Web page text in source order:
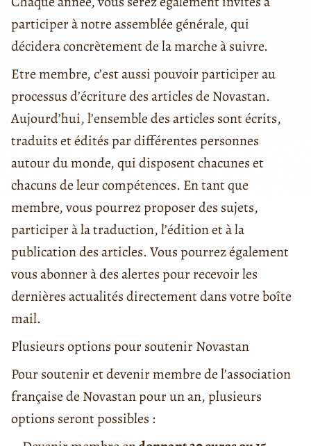
participer à notre assemblée générale, qui
décidera concrètement de la marche à suivre.
Etre membre, c’est aussi pouvoir participer au
processus d’écriture des articles de Novastan.
Aujourd’hui, l’ensemble des articles sont écrits,
traduits et édités par différentes personnes
autour du monde, qui disposent chacunes et
chacuns de leur compétences. En tant que
membre, vous pourrez proposer des sujets,
participer à la traduction, l’édition et à la
publication des articles. Vous pourrez également
vous abonner à des alertes pour recevoir les
dernières actualités directement dans votre boîte
mail.
Plusieurs options pour soutenir Novastan
Pour soutenir et devenir membre de l’association
française de Novastan pour un an, plusieurs
options seront possibles :